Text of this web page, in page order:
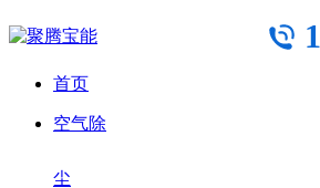
首页
空气除
尘